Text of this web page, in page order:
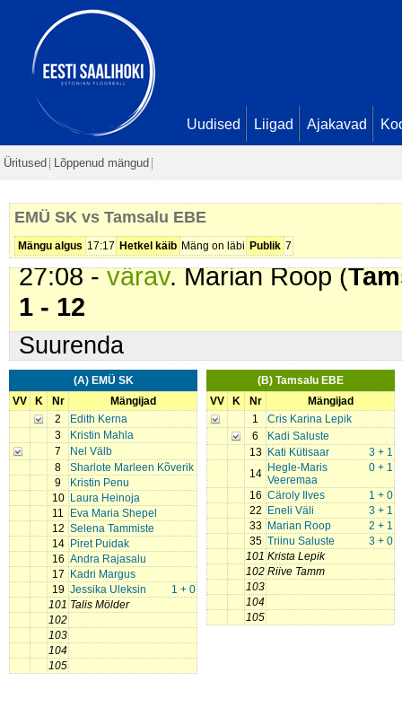
Uudised Liigad Ajakavad
Üritused Lõppenud mängud
EMÜ SK vs Tamsalu EBE
Mängu algus 17:17 Hetkel käib Mäng on läbi Publik 7
15:40 -
karistus (217 - Korduvad
min
18:25 -värav
21:44 - värav . Triinu Saluste (
1 - 9
Veeremaa. Seis
23:56 -värav. Cäroly Ilves (
27:08 -värav. Marian Roop (
1 - 12
Suurenda
(A) EMÜ SK
VV
K Nr
Mängijad
2
Edith Kerna
3
Kristin Mahla
7
Nel Välb
8
Sharlote Marleen Kõverik
9
Kristin Penu
10
Laura Heinoja
11
Eva Maria Shepel
12 Selena Tammiste
14
Piret Puidak
16 Andra Rajasalu
17
Kadri Margus
19
1 + 0
Jessika Uleksin
101 Talis Mölder
102
103
104
105
(B) Tamsalu EBE
VV
K Nr
Mängijad
1
Cris Karina Lepik
6
Kadi Saluste
13
3 + 1
Kati Kütisaar
14
0 + 1
Hegle-Maris
Veeremaa
16
1 + 0
Cäroly Ilves
22
3 + 1
Eneli Väli
33
2 + 1
Marian Roop
35
3 + 0
Triinu Saluste
101 Krista Lepik
102 Riive Tamm
103
104
105